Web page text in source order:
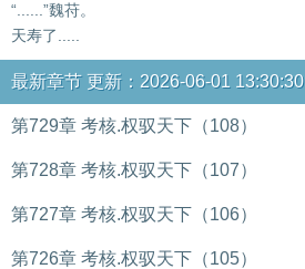
“......”魏苻。
天寿了.....
最新章节 更新：2026-06-01 13:30:30
第729章 考核.权驭天下（108）
第728章 考核.权驭天下（107）
第727章 考核.权驭天下（106）
第726章 考核.权驭天下（105）